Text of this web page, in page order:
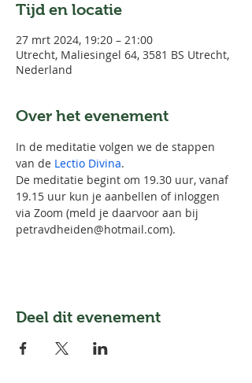
Tijd en locatie
27 mrt 2024, 19:20 – 21:00
Utrecht, Maliesingel 64, 3581 BS Utrecht,
Nederland
Over het evenement
In de meditatie volgen we de stappen
van de Lectio Divina.
De meditatie begint om 19.30 uur, vanaf
19.15 uur kun je aanbellen of inloggen
via Zoom (meld je daarvoor aan bij
petravdheiden@hotmail.com).
Deel dit evenement